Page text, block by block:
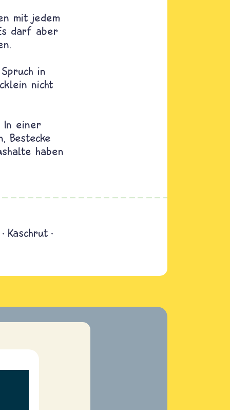
mit jedem
darf aber
in
nicht
In einer
Bestecke
haben
Kaschrut